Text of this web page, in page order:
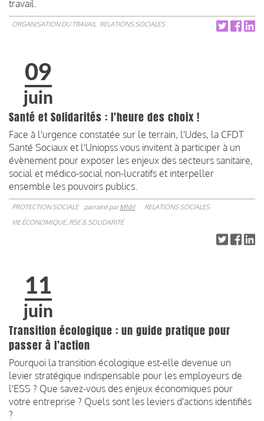
travail.
ORGANISATION DU TRAVAIL RELATIONS SOCIALES
09
juin
Santé et Solidarités : l'heure des choix !
Face à l'urgence constatée sur le terrain, l'Udes, la CFDT
Santé Sociaux et l'Uniopss vous invitent à participer à un
évènement pour exposer les enjeux des secteurs sanitaire,
social et médico-social non-lucratifs et interpeller
ensemble les pouvoirs publics.
PROTECTION SOCIALE parrainé parMNH
RELATIONS SOCIALES
VIE ÉCONOMIQUE, RSE & SOLIDARITÉ
11
juin
Transition écologique : un guide pratique pour
passer à l’action
Pourquoi la transition écologique est-elle devenue un
levier stratégique indispensable pour les employeurs de
l'ESS ? Que savez-vous des enjeux économiques pour
votre entreprise ? Quels sont les leviers d'actions identifiés
?